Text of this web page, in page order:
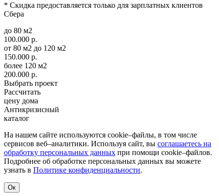
* Скидка предоставляется только для зарплатных клиентов
Сбера
до 80 м2
100.000 р.
от 80 м2 до 120 м2
150.000 р.
более 120 м2
200.000 р.
Выбрать проект
Рассчитать
цену дома
Антикризисный
каталог
На нашем сайте используются cookie–файлы, в том числе
сервисов веб–аналитики. Используя сайт, вы соглашаетесь на
обработку персональных данных при помощи cookie–файлов.
Подробнее об обработке персональных данных вы можете
узнать в Политике конфиденциальности.
Ок